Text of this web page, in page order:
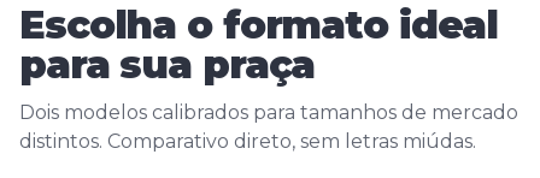
Escolha o formato ideal
para sua praça
Dois modelos calibrados para tamanhos de mercado
distintos. Comparativo direto, sem letras miúdas.